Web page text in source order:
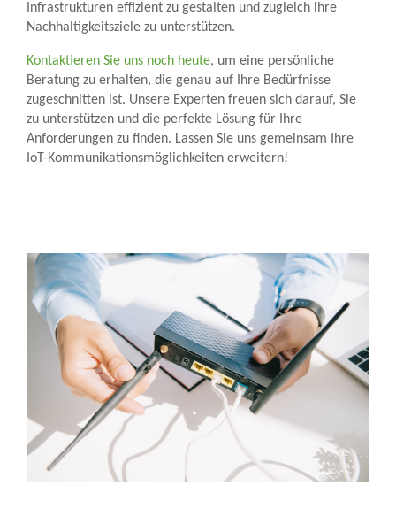
Infrastrukturen effizient zu gestalten und zugleich ihre
Nachhaltigkeitsziele zu unterstützen.
Kontaktieren Sie uns noch heute, um eine persönliche
Beratung zu erhalten, die genau auf Ihre Bedürfnisse
zugeschnitten ist. Unsere Experten freuen sich darauf, Sie
zu unterstützen und die perfekte Lösung für Ihre
Anforderungen zu finden. Lassen Sie uns gemeinsam Ihre
IoT-Kommunikationsmöglichkeiten erweitern!